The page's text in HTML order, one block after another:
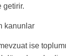
getirir.
kanunlar
ise